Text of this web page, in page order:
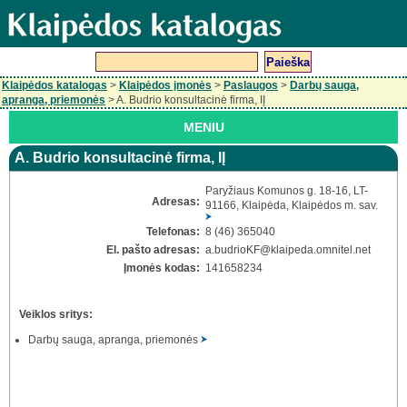
Klaipėdos katalogas > Klaipėdos įmonės > Paslaugos > Darbų sauga,
apranga, priemonės > A. Budrio konsultacinė firma, IĮ
MENIU
A. Budrio konsultacinė firma, IĮ
Adresas:
Paryžiaus Komunos g. 18-16, LT-
91166, Klaipėda, Klaipėdos m. sav.
Telefonas: 8 (46) 365040
El. pašto adresas: a.budrioKF@klaipeda.omnitel.net
Įmonės kodas: 141658234
Veiklos sritys:
Darbų sauga, apranga, priemonės